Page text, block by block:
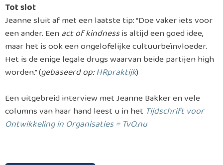
Tot slot
Jeanne sluit af met een laatste tip: “Doe vaker iets voor
een ander. Eenact of kindnessis altijd een goed idee,
maar het is ook een ongelofelijke cultuurbeïnvloeder.
Het is de enige legale drugs waarvan beide partijen high
worden.” (gebaseerd op:HRpraktijk)
Een uitgebreid interview met Jeanne Bakker en vele
columns van haar hand leest u in het Tijdschrift voor
Ontwikkeling in Organisaties = TvO.nu